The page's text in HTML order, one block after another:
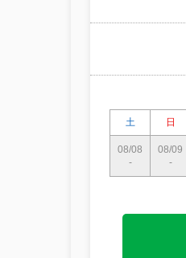
土 日
08/08
-
08/09
-